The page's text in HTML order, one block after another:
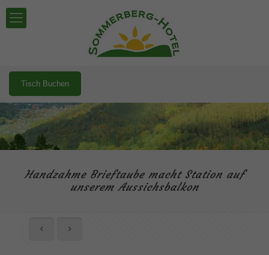
Tisch Buchen
Handzahme Brieftaube macht Station auf
unserem Aussichsbalkon